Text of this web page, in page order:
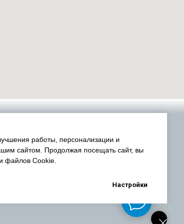
работы, персонализации и
сайтом. Продолжая посещать сайт, вы
файлов Cookie.
Настройки